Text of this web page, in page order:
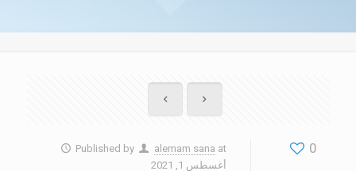
0
Published by alemam sana at
أغسطس 1, 2021